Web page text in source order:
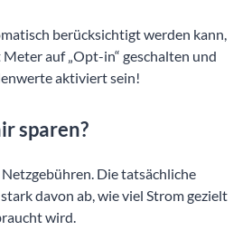
berücksichtigt werden kann,
Meter auf „Opt-in“ geschalten und
aktiviert sein!
sparen?
Die tatsächliche
davon ab, wie viel Strom gezielt
wird.